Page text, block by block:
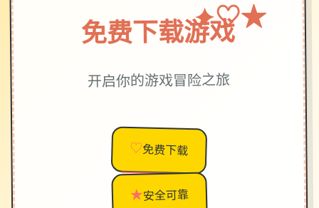
免费下载游戏
✦♡★
开启你的游戏冒险之旅
♡免费下载
★安全可靠